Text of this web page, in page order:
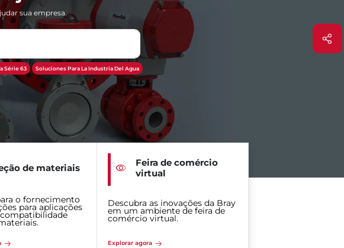
sua empresa.
Série 63 Soluciones Para La Industria Del Agua
de materiais
o fornecimento
para aplicações
Feira de comércio
virtual
Descubra as inovações da Bray
em um ambiente de feira de
comércio virtual.
Explorar agora